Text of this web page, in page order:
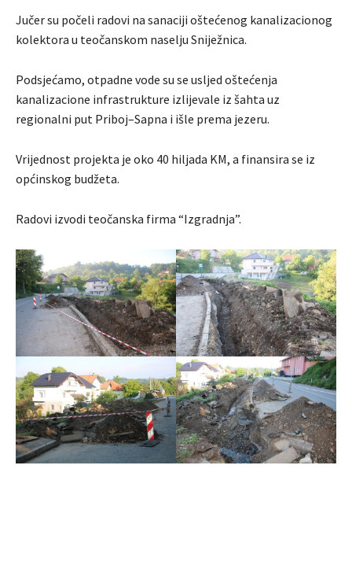
Jučer su počeli radovi na sanaciji oštećenog kanalizacionog
kolektora u teočanskom naselju Sniježnica.
Podsjećamo, otpadne vode su se usljed oštećenja
kanalizacione infrastrukture izlijevale iz šahta uz
regionalni put Priboj–Sapna i išle prema jezeru.
Vrijednost projekta je oko 40 hiljada KM, a finansira se iz
općinskog budžeta.
Radovi izvodi teočanska firma “Izgradnja”.